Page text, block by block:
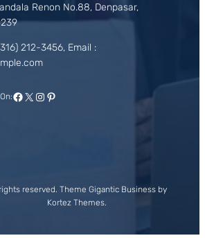
Renon No.88, Denpasar,
212-3456, Email :
Facebook
X Instagram
Pinterest
reserved. Theme Gigantic Business by
Kortez Themes.